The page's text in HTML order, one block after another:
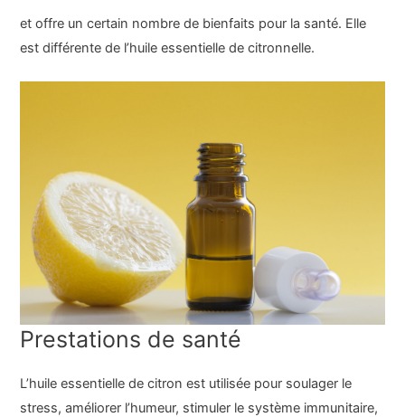
et offre un certain nombre de bienfaits pour la santé. Elle
est différente de l’huile essentielle de citronnelle.
Prestations de santé
L’huile essentielle de citron est utilisée pour soulager le
stress, améliorer l’humeur, stimuler le système immunitaire,